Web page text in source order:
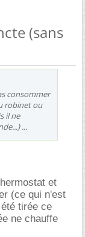
(sans
consommer
robinet ou
il ne
...
et
(ce qui n'est
tirée ce
ne chauffe